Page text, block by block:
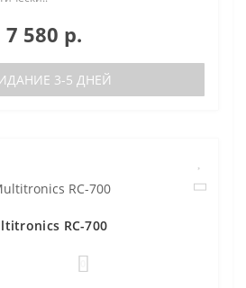
7 580 р.
3-5 ДНЕЙ
RC-700